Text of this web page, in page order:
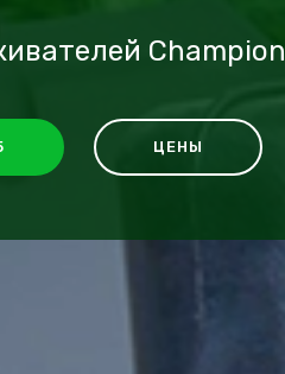
Champion
ЦЕНЫ